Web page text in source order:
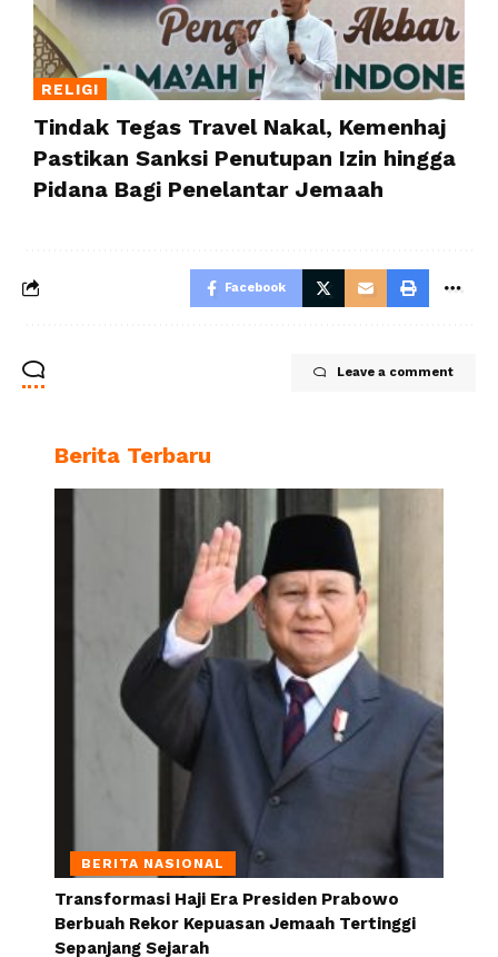
RELIGI
Tindak Tegas Travel Nakal, Kemenhaj
Pastikan Sanksi Penutupan Izin hingga
Pidana Bagi Penelantar Jemaah
Facebook
Leave a comment
Berita Terbaru
BERITA NASIONAL
Transformasi Haji Era Presiden Prabowo
Berbuah Rekor Kepuasan Jemaah Tertinggi
Sepanjang Sejarah